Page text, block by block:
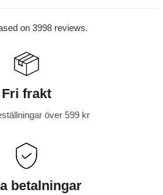
on 3998 reviews.
Fri frakt
över 599 kr
betalningar